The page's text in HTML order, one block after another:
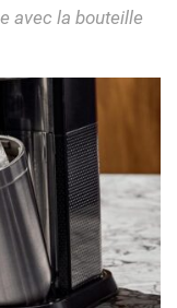
avec la bouteille